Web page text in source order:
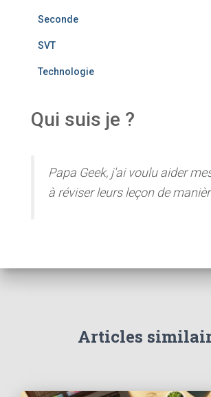
Seconde
SVT
Technologie
Qui suis je ?
Papa Geek, j'ai voulu aider
à réviser leurs leçon de
Articles